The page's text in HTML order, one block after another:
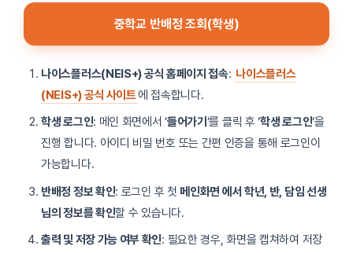
중학교 반배정 조회(학생)
나이스플러스(NEIS+) 공식 홈페이지 접속: 나이스플러스
(NEIS+) 공식 사이트에 접속합니다.
학생 로그인: 메인 화면에서 ‘들어가기 ‘를 클릭 후 ‘학생 로그인‘을
진행 합니다. 아이디 비밀 번호 또는 간편 인증을 통해 로그인이
가능합니다.
반배정 정보 확인: 로그인 후 첫 메인화면 에서 학년, 반, 담임 선생
님의 정보를 확인할 수 있습니다.
출력 및 저장 가능 여부 확인: 필요한 경우, 화면을 캡쳐하여 저장